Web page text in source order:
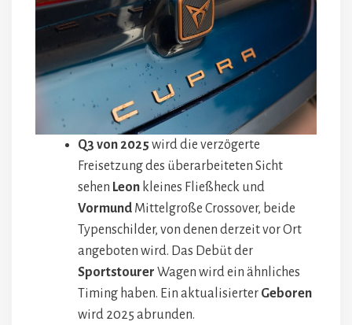
Q3 von 2025 wird die verzögerte
Freisetzung des überarbeiteten Sicht
sehen Leon kleines Fließheck und
Vormund Mittelgroße Crossover, beide
Typenschilder, von denen derzeit vor Ort
angeboten wird. Das Debüt der
Sportstourer Wagen wird ein ähnliches
Timing haben. Ein aktualisierter Geboren
wird 2025 abrunden.